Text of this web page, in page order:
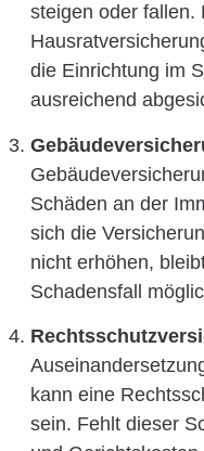
steigen oder fallen.
die Einrichtung im
ausreichend
Schäden an der
sich die
nicht erhöhen,
Schadensfall
kann eine
sein. Fehlt dieser